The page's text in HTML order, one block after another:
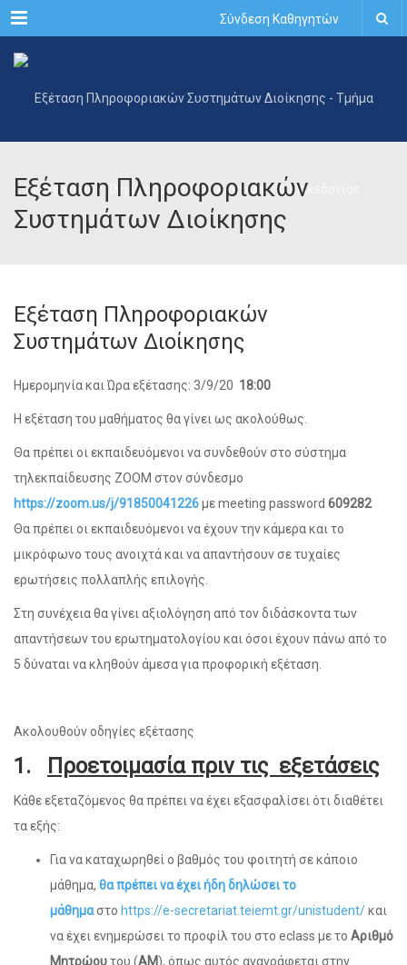
Menu Σύνδεση Καθηγητών
Εξέταση Πληροφοριακών
Συστημάτων Διοίκησης
Εξέταση Πληροφοριακών
Συστημάτων Διοίκησης
Ημερομηνία και Ώρα εξέτασης: 3/9/20 18:00
Η εξέταση του μαθήματος θα γίνει ως ακολούθως.
Θα πρέπει οι εκπαιδευόμενοι να συνδεθούν στο σύστημα
τηλεκπαίδευσης ZOOM στον σύνδεσμο
https://zoom.us/j/91850041226με meeting password 609282
Θα πρέπει οι εκπαιδευόμενοι να έχουν την κάμερα και το
μικρόφωνο τους ανοιχτά και να απαντήσουν σε τυχαίες
ερωτήσεις πολλαπλής επιλογής.
Στη συνέχεια θα γίνει αξιολόγηση από τον διδάσκοντα των
απαντήσεων του ερωτηματολογίου και όσοι έχουν πάνω από το
5 δύναται να κληθούν άμεσα για προφορική εξέταση.
Ακολουθούν οδηγίες εξέτασης
1. Προετοιμασία πριν τις εξετάσεις
Κάθε εξεταζόμενος θα πρέπει να έχει εξασφαλίσει ότι διαθέτει
τα εξής:
Για να καταχωρηθεί ο βαθμός του φοιτητή σε κάποιο
μάθημα, θα πρέπει να έχει ήδη δηλώσει το
μάθημαστο https://e-secretariat.teiemt.gr/unistudent/και
να έχει ενημερώσει το προφίλ του στο eclass με το Αριθμό
Μητρώουτου (ΑΜ), όπως αυτός αναγράφεται στην